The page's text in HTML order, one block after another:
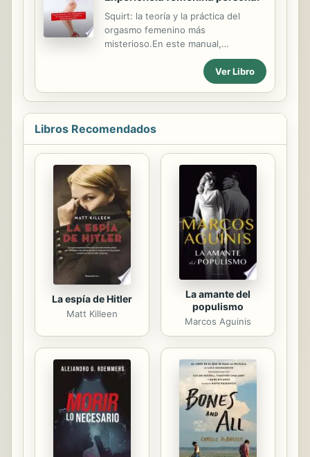
diabetes tipo 2 por medio de
remedios naturales, Cómo revertir la
diabetes le muestra cómo. Tomando
como base los mismos principios
transformadores que compartió ...
Squirt: la teoría y la práctica del
orgasmo femenino más
misterioso.En este manual,
aprenderá cómo difiere el chorro de
otros tipos de orgasmos, cómo
ayudarlo a llegar a su compañero,
consejos a las mujeres sobre su
rápido logro. Mitos y verdad sobre el
chorro, la historia de las
personal, etc.
Ver Libro
Libros Recomendados
La espía de Hitler
Matt Killeen
La amante del
populismo
Marcos Aguinis